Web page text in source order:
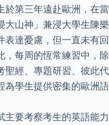
於第三年遠赴歐洲，在
大山神」兼浸大學生陳
表達憂慮，但一直未有回
，每周的恆常練習中，
聖經、專題研習、彼此
為學生提供密集的歐洲
主要考察考生的英語能